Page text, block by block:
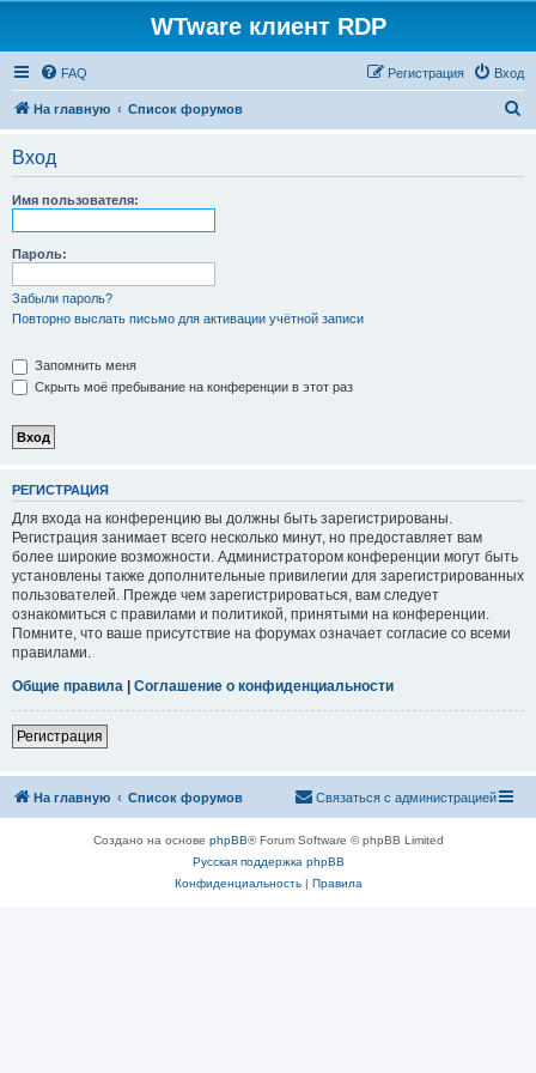
WTware клиент RDP
FAQ Вход
Регистрация
На главную Список форумов
Вход
Имя пользователя:
Пароль:
Забыли пароль?
Повторно выслать письмо для активации учётной записи
Запомнить меня
Скрыть моё пребывание на конференции в этот раз
РЕГИСТРАЦИЯ
Для входа на конференцию вы должны быть зарегистрированы.
Регистрация занимает всего несколько минут, но предоставляет вам
более широкие возможности. Администратором конференции могут быть
установлены также дополнительные привилегии для зарегистрированных
пользователей. Прежде чем зарегистрироваться, вам следует
ознакомиться с правилами и политикой, принятыми на конференции.
Помните, что ваше присутствие на форумах означает согласие со всеми
правилами.
Общие правила | Соглашение о конфиденциальности
Регистрация
На главную Список форумов Связаться с администрацией
Создано на основе phpBB® Forum Software © phpBB Limited
Русская поддержка phpBB
Конфиденциальность| Правила